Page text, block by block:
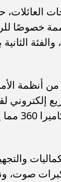
العائلات،
خصوصًا
متكاملة
إلكتروني
للانغلاق،
صوت،